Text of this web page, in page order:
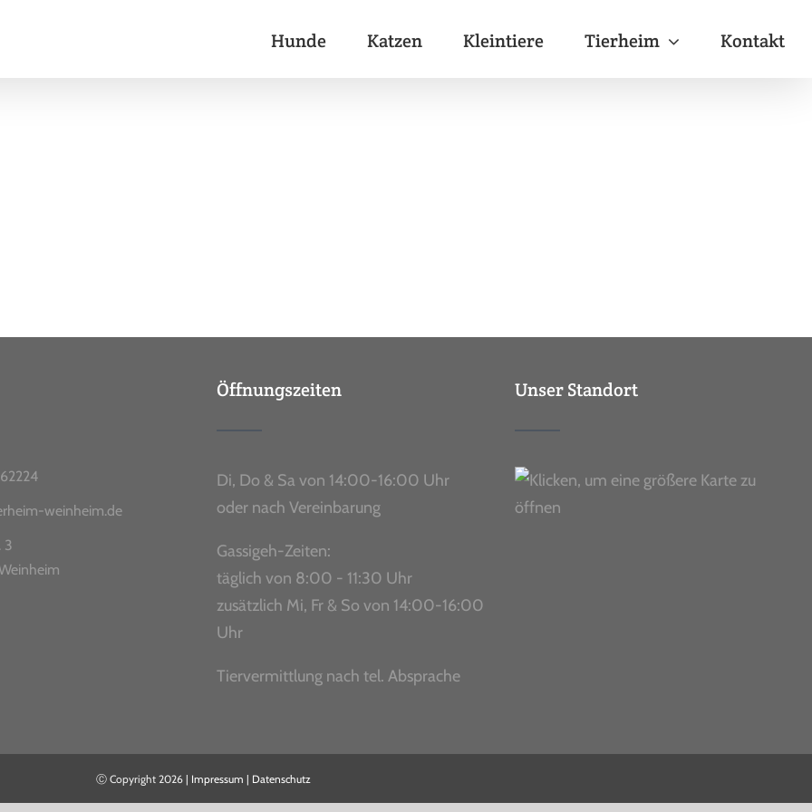
Hunde Katzen Kleintiere Tierheim Kontakt
weinheim.de
3
Öffnungszeiten
Di, Do & Sa von 14:00-16:00 Uhr
oder nach Vereinbarung
Gassigeh-Zeiten:
täglich von 8:00 - 11:30 Uhr
zusätzlich Mi, Fr & So von 14:00-16:00
Uhr
Tiervermittlung nach tel. Absprache
Unser Standort
Ⓒ Copyright 2026 | Impressum | Datenschutz